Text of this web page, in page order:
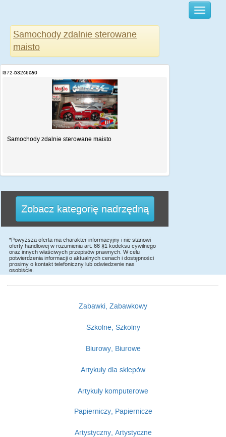
Samochody zdalnie sterowane
maisto
i372-b32c6ca0
Samochody zdalnie sterowane maisto
Zobacz kategorię nadrzędną
*Powyższa oferta ma charakter informacyjny i nie stanowi
oferty handlowej w rozumieniu art. 66 §1 kodeksu cywilnego
oraz innych właściwych przepisów prawnych. W celu
potwierdzenia informacji o aktualnych cenach i dostępności
prosimy o kontakt telefoniczny lub odwiedzenie nas
osobiście.
Zabawki, Zabawkowy
Szkolne, Szkolny
Biurowy, Biurowe
Artykuły dla sklepów
Artykuły komputerowe
Papierniczy, Papiernicze
Artystyczny, Artystyczne